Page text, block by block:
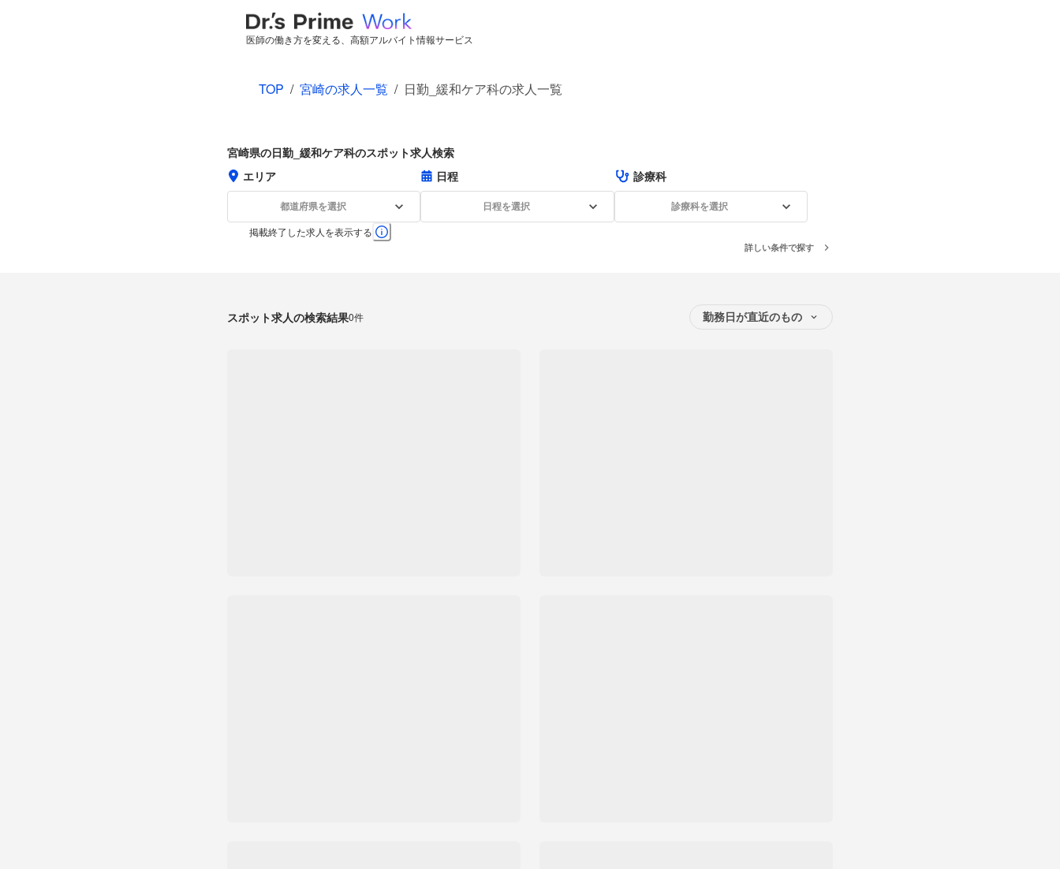
医師の働き方を変える、高額アルバイト情報サービス
TOP / 宮崎の求人一覧 / 日勤_緩和ケア科の求人一覧
宮崎県の日勤_緩和ケア科のスポット求人検索
エリア
都道府県を選択
日程
日程を選択
診療科
診療科を選択
掲載終了した求人を表示する
詳しい条件で探す
スポット求人の検索結果0件 勤務日が直近のもの